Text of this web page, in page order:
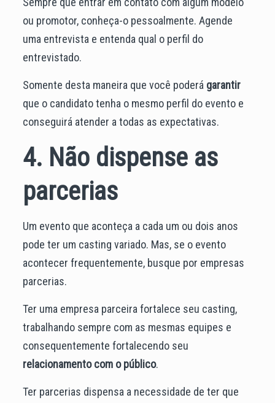
ou promotor, conheça-o pessoalmente. Agende
uma entrevista e entenda qual o perfil do
entrevistado.
Somente desta maneira que você poderá garantir
que o candidato tenha o mesmo perfil do evento e
conseguirá atender a todas as expectativas.
4. Não dispense as
parcerias
Um evento que aconteça a cada um ou dois anos
pode ter um casting variado. Mas, se o evento
acontecer frequentemente, busque por empresas
parcerias.
Ter uma empresa parceira fortalece seu casting,
trabalhando sempre com as mesmas equipes e
consequentemente fortalecendo seu
relacionamento com o público.
Ter parcerias dispensa a necessidade de ter que